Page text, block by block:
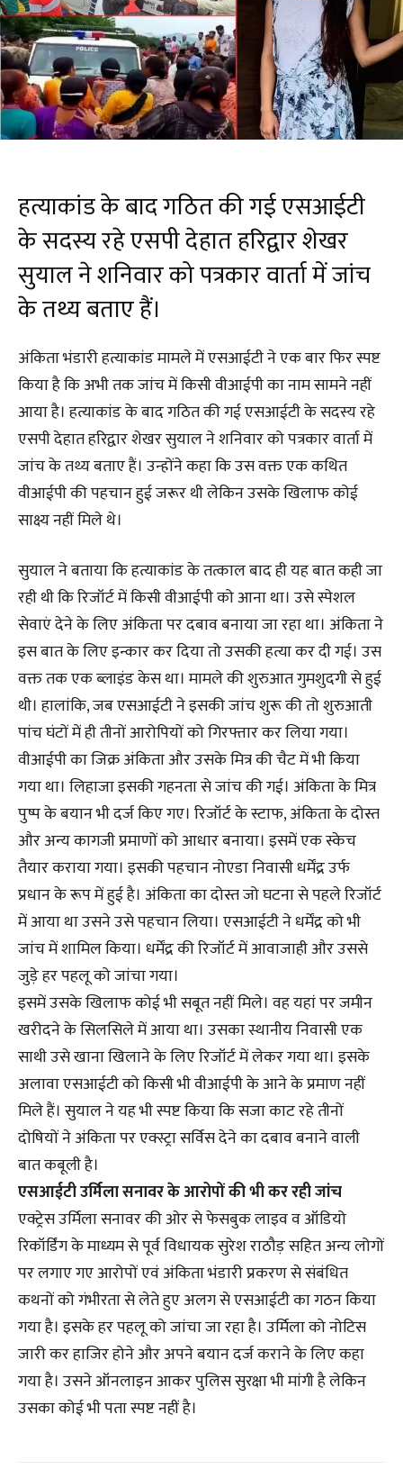
हत्याकांड के बाद गठित की गई एसआईटी
के सदस्य रहे एसपी देहात हरिद्वार शेखर
सुयाल ने शनिवार को पत्रकार वार्ता में जांच
के तथ्य बताए हैं।
अंकिता भंडारी हत्याकांड मामले में एसआईटी ने एक बार फिर स्पष्ट
किया है कि अभी तक जांच में किसी वीआईपी का नाम सामने नहीं
आया है। हत्याकांड के बाद गठित की गई एसआईटी के सदस्य रहे
एसपी देहात हरिद्वार शेखर सुयाल ने शनिवार को पत्रकार वार्ता में
जांच के तथ्य बताए हैं। उन्होंने कहा कि उस वक्त एक कथित
वीआईपी की पहचान हुई जरूर थी लेकिन उसके खिलाफ कोई
साक्ष्य नहीं मिले थे।
सुयाल ने बताया कि हत्याकांड के तत्काल बाद ही यह बात कही जा
रही थी कि रिजॉर्ट में किसी वीआईपी को आना था। उसे स्पेशल
सेवाएं देने के लिए अंकिता पर दबाव बनाया जा रहा था। अंकिता ने
इस बात के लिए इन्कार कर दिया तो उसकी हत्या कर दी गई। उस
वक्त तक एक ब्लाइंड केस था। मामले की शुरुआत गुमशुदगी से हुई
थी। हालांकि, जब एसआईटी ने इसकी जांच शुरू की तो शुरुआती
पांच घंटों में ही तीनों आरोपियों को गिरफ्तार कर लिया गया।
वीआईपी का जिक्र अंकिता और उसके मित्र की चैट में भी किया
गया था। लिहाजा इसकी गहनता से जांच की गई। अंकिता के मित्र
पुष्प के बयान भी दर्ज किए गए। रिजॉर्ट के स्टाफ, अंकिता के दोस्त
और अन्य कागजी प्रमाणों को आधार बनाया। इसमें एक स्केच
तैयार कराया गया। इसकी पहचान नोएडा निवासी धर्मेंद्र उर्फ
प्रधान के रूप में हुई है। अंकिता का दोस्त जो घटना से पहले रिजॉर्ट
में आया था उसने उसे पहचान लिया। एसआईटी ने धर्मेंद्र को भी
जांच में शामिल किया। धर्मेंद्र की रिजॉर्ट में आवाजाही और उससे
जुड़े हर पहलू को जांचा गया।
इसमें उसके खिलाफ कोई भी सबूत नहीं मिले। वह यहां पर जमीन
खरीदने के सिलसिले में आया था। उसका स्थानीय निवासी एक
साथी उसे खाना खिलाने के लिए रिजॉर्ट में लेकर गया था। इसके
अलावा एसआईटी को किसी भी वीआईपी के आने के प्रमाण नहीं
मिले हैं। सुयाल ने यह भी स्पष्ट किया कि सजा काट रहे तीनों
दोषियों ने अंकिता पर एक्स्ट्रा सर्विस देने का दबाव बनाने वाली
बात कबूली है।
एसआईटी उर्मिला सनावर के आरोपों की भी कर रही जांच
एक्ट्रेस उर्मिला सनावर की ओर से फेसबुक लाइव व ऑडियो
रिकॉर्डिंग के माध्यम से पूर्व विधायक सुरेश राठौड़ सहित अन्य लोगों
पर लगाए गए आरोपों एवं अंकिता भंडारी प्रकरण से संबंधित
कथनों को गंभीरता से लेते हुए अलग से एसआईटी का गठन किया
गया है। इसके हर पहलू को जांचा जा रहा है। उर्मिला को नोटिस
जारी कर हाजिर होने और अपने बयान दर्ज कराने के लिए कहा
गया है। उसने ऑनलाइन आकर पुलिस सुरक्षा भी मांगी है लेकिन
उसका कोई भी पता स्पष्ट नहीं है।